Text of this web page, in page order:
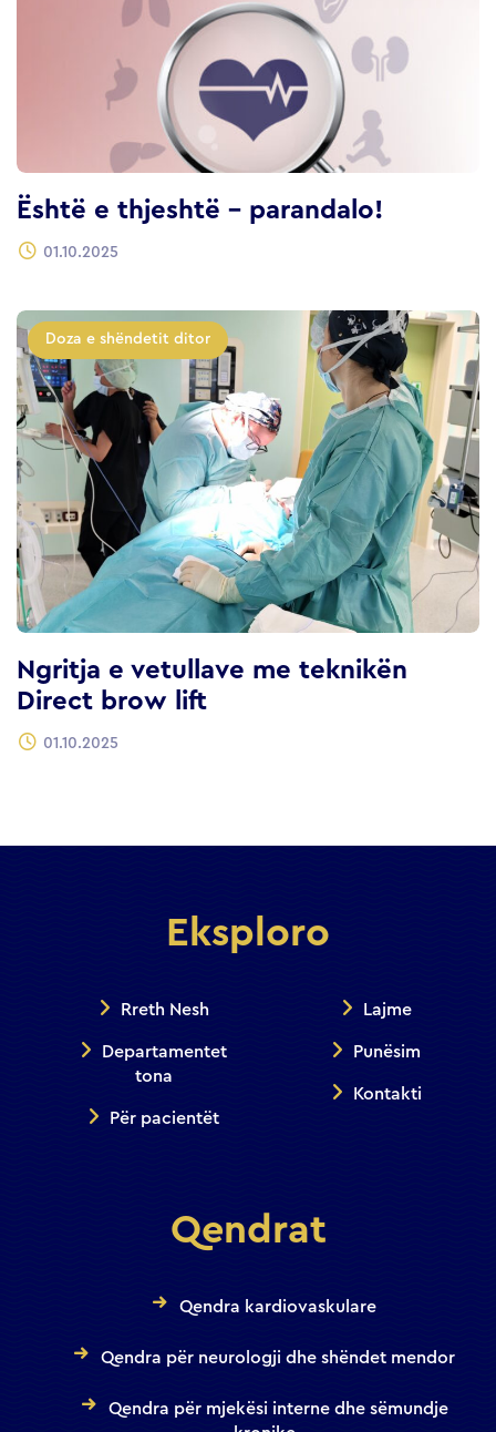
Ёshtë e thjeshtë – parandalo!
01.10.2025
Doza e shëndetit ditor
Ngritja e vetullave me teknikën
Direct brow lift
01.10.2025
Eksploro
Rreth Nesh
Departamentet
tona
Për pacientët
Lajme
Punësim
Kontakti
Qendrat
Qendra kardiovaskulare
Qendra për neurologji dhe shëndet mendor
Qendra për mjekësi interne dhe sëmundje